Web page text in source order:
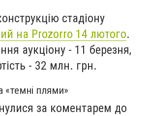
стадіону
на Prozorro 14 лютого.
аукціону - 11 березня,
- 32 млн. грн.
«темні плями»
за коментарем до